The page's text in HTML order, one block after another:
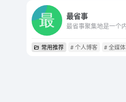
最省事
常用推荐 # 个人博客 # 全媒体